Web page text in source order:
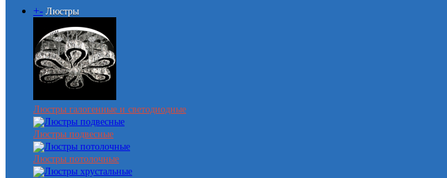
+- Люстры
Люстры галогенные и светодиодные
Люстры подвесные
Люстры потолочные